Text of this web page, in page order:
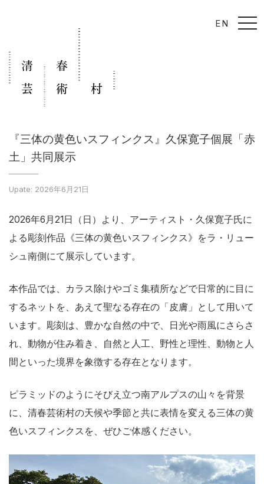
EN
t
o
i
o
『三体の黄色いスフィンクス』久保寛子個展「赤
土」共同展示
Upate: 2026年6月21日
2026年6月21日（日）より、アーティスト・久保寛子氏に
よる彫刻作品《三体の黄色いスフィンクス》をラ・リュー
シュ南側にて展示しています。
本作品では、カラス除けやゴミ集積所などで日常的に目に
するネットを、あえて聖なる存在の「皮膚」として用いて
います。彫刻は、豊かな自然の中で、日光や雨風にさらさ
れ、動物が住み着き、自然と人工、野性と理性、動物と人
間といった境界を象徴する存在となります。
ピラミッドのようにそびえ立つ南アルプスの山々を背景
に、清春芸術村の天候や季節と共に表情を変える三体の黄
色いスフィンクスを、ぜひご体感ください。